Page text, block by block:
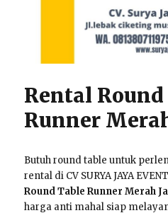
Rental
Runner
Butuh round table untuk
rental di CV SURYA JAYA
Round Table Runner Merah
harga anti mahal siap